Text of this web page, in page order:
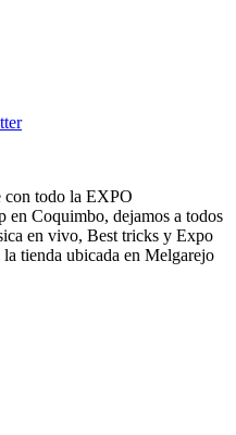
con todo la EXPO
Coquimbo, dejamos a todos
en vivo, Best tricks y Expo
tienda ubicada en Melgarejo